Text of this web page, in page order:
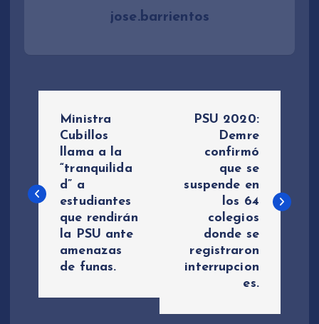
jose.barrientos
e
Ministra
Cubillos
llama a la
“tranquilida
d” a
estudiantes
que rendirán
la PSU ante
amenazas
de funas.
PSU 2020:
Demre
confirmó
que se
suspende en
los 64
colegios
donde se
registraron
interrupcion
es.